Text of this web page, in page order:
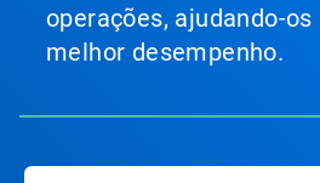
operações, ajudando-
melhor desempenho.